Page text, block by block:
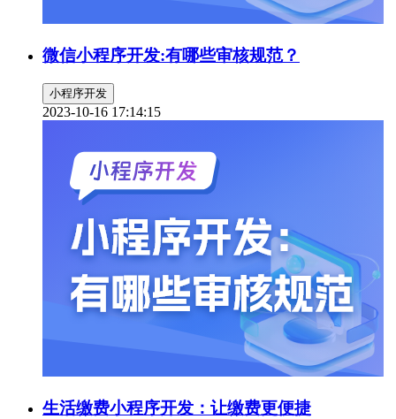
微信小程序开发:有哪些审核规范？
小程序开发
2023-10-16 17:14:15
生活缴费小程序开发：让缴费更便捷